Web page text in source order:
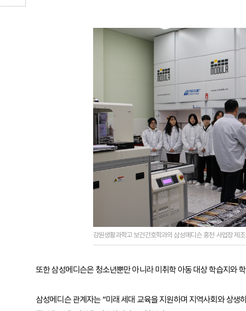
강원생활과학고 보건간호학과의 삼성메디슨 홍천 사업장 제
또한 삼성메디슨은 청소년뿐만 아니라 미취학 아동 대상 학습지와
삼성메디슨 관계자는 “미래 세대 교육을 지원하며 지역사회와 상생